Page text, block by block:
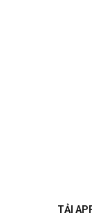
TẢI